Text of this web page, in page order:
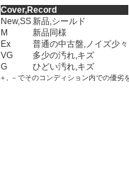
Cover,Record
New,SS新品,シールド
M
新品同様
Ex
普通の中古盤,ノイズ少々
VG
多少の汚れ,キズ
G
ひどい汚れ,キズ
＋, －でそのコンディション内での優劣